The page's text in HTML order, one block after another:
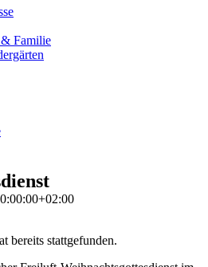
Familie
bereits stattgefunden.